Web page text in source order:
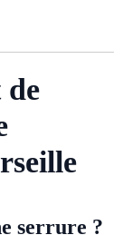
de
serrure ?